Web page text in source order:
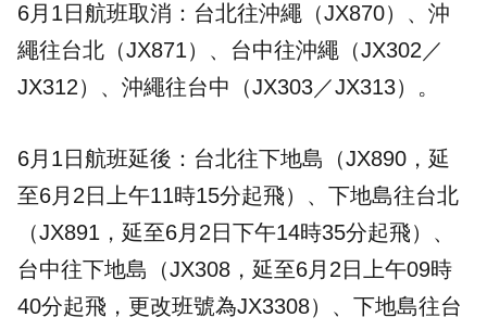
6月1日航班取消：台北往沖繩（JX870）、沖
繩往台北（JX871）、台中往沖繩（JX302／
JX312）、沖繩往台中（JX303／JX313）。
6月1日航班延後：台北往下地島（JX890，延
至6月2日上午11時15分起飛）、下地島往台北
（JX891，延至6月2日下午14時35分起飛）、
台中往下地島（JX308，延至6月2日上午09時
40分起飛，更改班號為JX3308）、下地島往台